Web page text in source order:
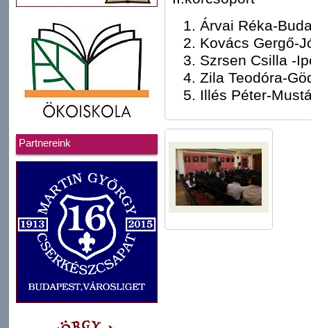
Partnereink
Árvai Réka-
Kovács Gergő-
Szrsen Csilla -
Zila Teodóra-
Illés Péter-